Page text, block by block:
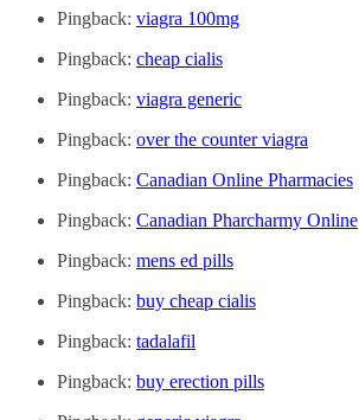
Pingback: viagra 100mg
Pingback: cheap cialis
Pingback: viagra generic
Pingback: over the counter viagra
Pingback: Canadian Online Pharmacies
Pingback: Canadian Pharcharmy Online
Pingback: mens ed pills
Pingback: buy cheap cialis
Pingback: tadalafil
Pingback: buy erection pills